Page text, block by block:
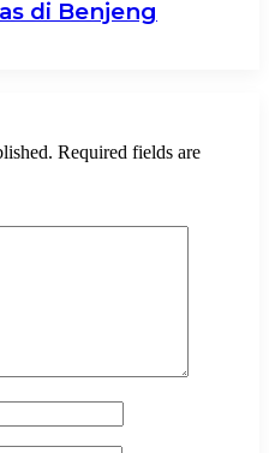
di Benjeng
Required fields are